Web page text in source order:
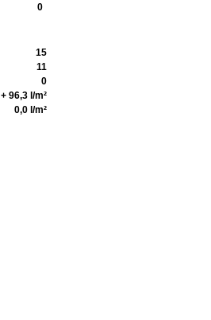
0
15
11
0
+ 96,3 l/m²
0,0 l/m²